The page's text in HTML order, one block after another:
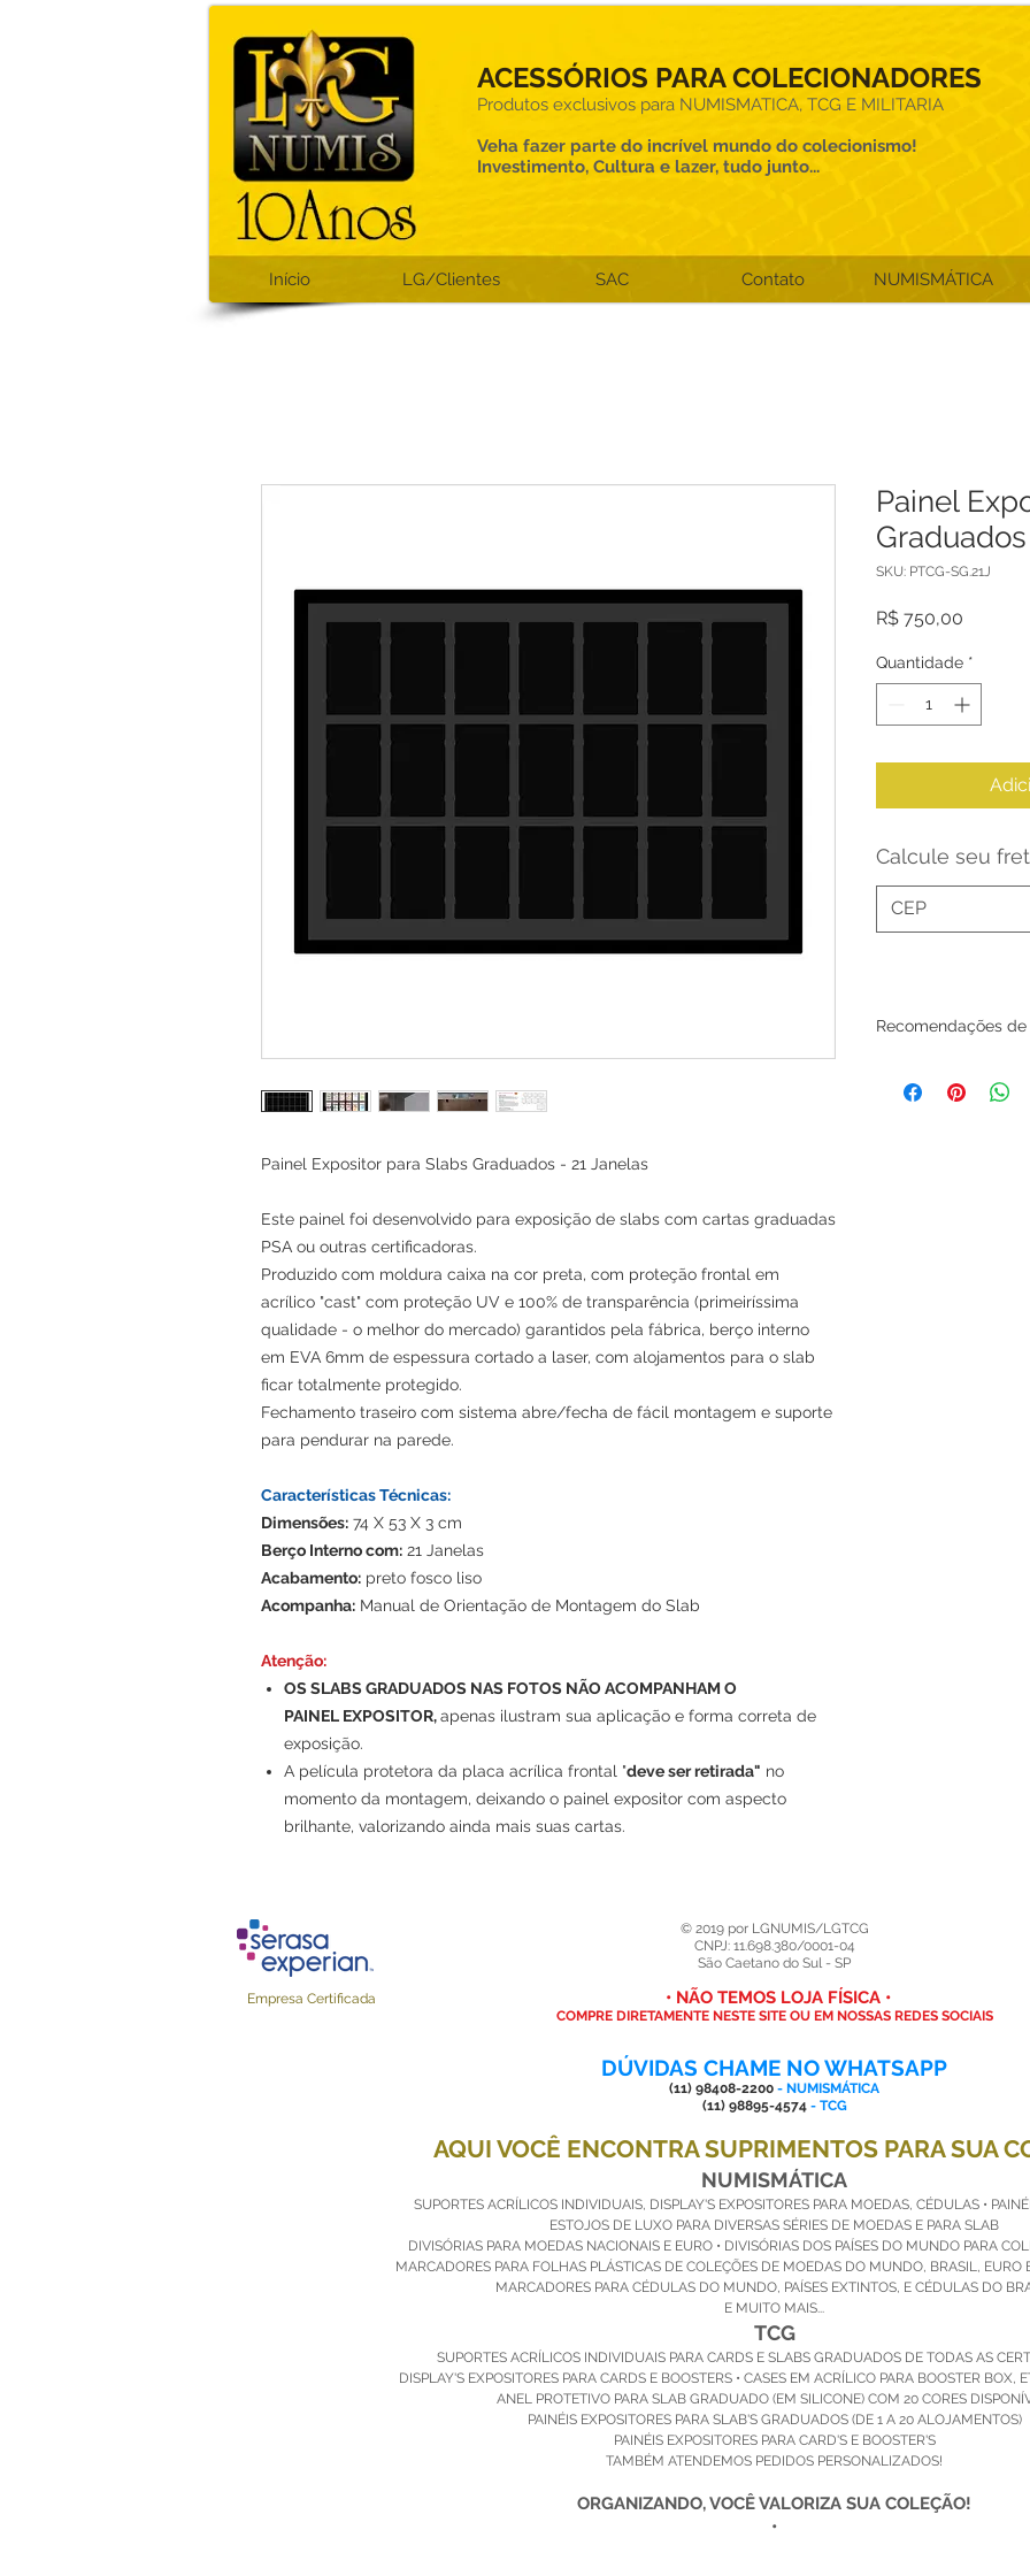
Início LG/Clientes SAC Contato NUMISMÁTICA
ACESSÓRIOS PARA COLECIONADORES
Produtos exclusivos para NUMISMATICA, TCG E MILITARIA
Veha fazer parte do incrível mundo do colecionismo!
Investimento, Cultura e lazer, tudo junto...
Painel Expositor para Slabs Graduados - 21 Janelas
Este painel foi desenvolvido para exposição de slabs com cartas graduadas
PSA ou outras certificadoras.
Produzido com moldura caixa na cor preta, com proteção frontal em
acrílico "cast" com proteção UV e 100% de transparência (primeiríssima
qualidade - o melhor do mercado) garantidos pela fábrica, berço interno
em EVA 6mm de espessura cortado a laser, com alojamentos para o slab
ficar totalmente protegido.
Fechamento traseiro com sistema abre/fecha de fácil montagem e suporte
para pendurar na parede.
Características Técnicas:
Dimensões: 74 X 53 X 3 cm
Berço Interno com: 21 Janelas
Acabamento: preto fosco liso
Acompanha: Manual de Orientação de Montagem do Slab
Atenção:
OS SLABS GRADUADOS NAS FOTOS NÃO ACOMPANHAM O
PAINEL EXPOSITOR,apenas ilustram sua aplicação e forma correta de
exposição.
A película protetora da placa acrílica frontal "deve ser retirada" no
momento da montagem, deixando o painel expositor com aspecto
brilhante, valorizando ainda mais suas cartas.
Painel
Graduados
SKU: PTCG-SG.21J
R$ 750,00
Quantidade *
Calcule seu
Recomendações
do acrílico para
© 2019 por LGNUMIS/LGTCG
CNPJ: 11.698.380/0001-04
São Caetano do Sul - SP
Empresa Certificada • NÃO TEMOS LOJA FÍSICA •
COMPRE DIRETAMENTE NESTE SITE OU EM NOSSAS REDES SOCIAIS
DÚVIDAS CHAME NO WHATSAPP
(11) 98408-2200 - NUMISMÁTICA
(11) 98895-4574- TCG
AQUI VOCÊ ENCONTRA SUPRIMENTOS PARA SUA
NUMISMÁTICA
SUPORTES ACRÍLICOS INDIVIDUAIS, DISPLAY'S EXPOSITORES PARA MOEDAS, CÉDULAS •
ESTOJOS DE LUXO PARA DIVERSAS SÉRIES DE MOEDAS E PARA SLAB
DIVISÓRIAS PARA MOEDAS NACIONAIS E EURO • DIVISÓRIAS DOS PAÍSES DO MUNDO PARA
MARCADORES PARA FOLHAS PLÁSTICAS DE COLEÇÕES DE MOEDAS DO MUNDO, BRASIL, EURO
MARCADORES PARA CÉDULAS DO MUNDO, PAÍSES EXTINTOS, E CÉDULAS DO
E MUITO MAIS...
TCG
SUPORTES ACRÍLICOS INDIVIDUAIS PARA CARDS E SLABS GRADUADOS DE TODAS AS
DISPLAY'S EXPOSITORES PARA CARDS E BOOSTERS • CASES EM ACRÍLICO PARA BOOSTER BOX,
ANEL PROTETIVO PARA SLAB GRADUADO (EM SILICONE) COM 20 CORES
PAINÉIS EXPOSITORES PARA SLAB'S GRADUADOS (DE 1 A 20 ALOJAMENTOS)
PAINÉIS EXPOSITORES PARA CARD'S E BOOSTER'S
TAMBÉM ATENDEMOS PEDIDOS PERSONALIZADOS!
ORGANIZANDO, VOCÊ VALORIZA SUA COLEÇÃO!
•